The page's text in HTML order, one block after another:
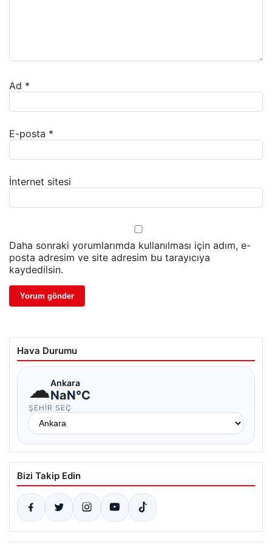
Ad *
E-posta *
İnternet sitesi
Daha sonraki yorumlarımda kullanılması için adım, e-
posta adresim ve site adresim bu tarayıcıya
kaydedilsin.
Hava Durumu
☁Ankara
NaN°C
ŞEHIR SEÇ
Bizi Takip Edin